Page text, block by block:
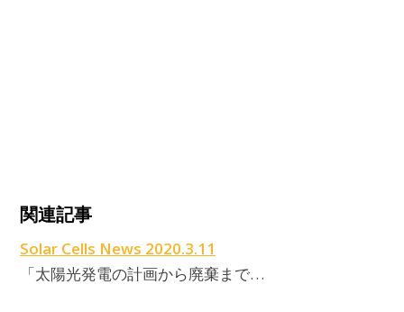
関連記事
Solar Cells News 2020.3.11
「太陽光発電の計画から廃棄まで…